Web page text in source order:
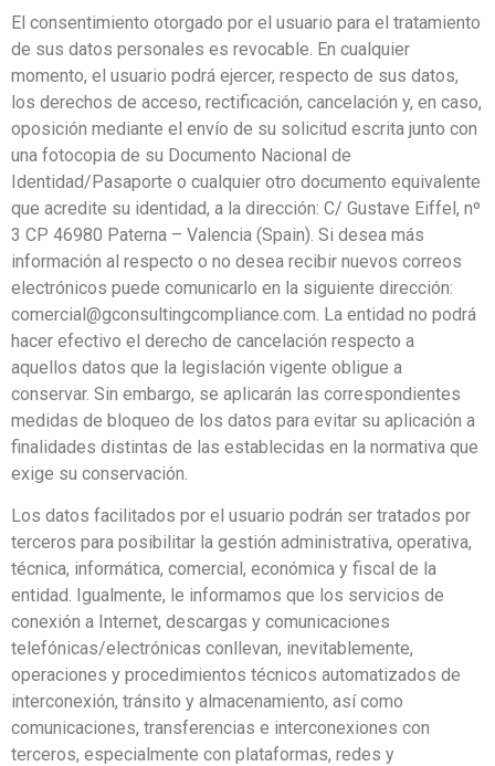
El consentimiento otorgado por el usuario para el tratamiento
de sus datos personales es revocable. En cualquier
momento, el usuario podrá ejercer, respecto de sus datos,
los derechos de acceso, rectificación, cancelación y, en caso,
oposición mediante el envío de su solicitud escrita junto con
una fotocopia de su Documento Nacional de
Identidad/Pasaporte o cualquier otro documento equivalente
que acredite su identidad, a la dirección: C/ Gustave Eiffel, nº
3 CP 46980 Paterna – Valencia (Spain). Si desea más
información al respecto o no desea recibir nuevos correos
electrónicos puede comunicarlo en la siguiente dirección:
comercial@gconsultingcompliance.com. La entidad no podrá
hacer efectivo el derecho de cancelación respecto a
aquellos datos que la legislación vigente obligue a
conservar. Sin embargo, se aplicarán las correspondientes
medidas de bloqueo de los datos para evitar su aplicación a
finalidades distintas de las establecidas en la normativa que
exige su conservación.
Los datos facilitados por el usuario podrán ser tratados por
terceros para posibilitar la gestión administrativa, operativa,
técnica, informática, comercial, económica y fiscal de la
entidad. Igualmente, le informamos que los servicios de
conexión a Internet, descargas y comunicaciones
telefónicas/electrónicas conllevan, inevitablemente,
operaciones y procedimientos técnicos automatizados de
interconexión, tránsito y almacenamiento, así como
comunicaciones, transferencias e interconexiones con
terceros, especialmente con plataformas, redes y